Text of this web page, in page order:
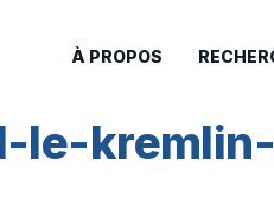
À PROPOS
le-